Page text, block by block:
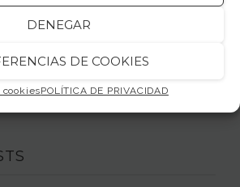
DENEGAR
DE COOKIES
cookiesPOLÍTICA DE PRIVACIDAD